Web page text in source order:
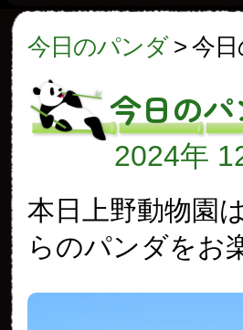
今日のパンダ> 今
今日の
2024年
本日上野動物園
らのパンダをお